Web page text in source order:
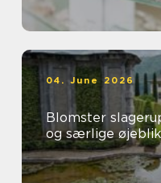
04. June 2026
Blomster slagerup inspiration til
og særlige